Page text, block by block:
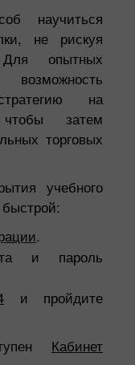
научиться
не рискуя
опытных
на
чтобы затем
торговых
учебного
.
и пароль
и пройдите
Кабинет